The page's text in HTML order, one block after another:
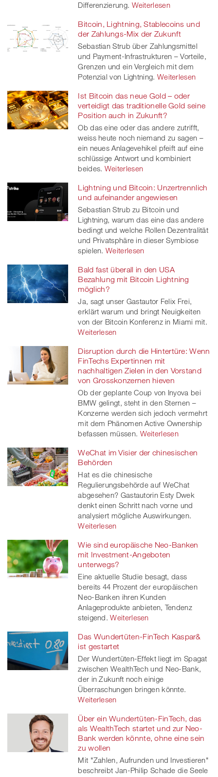
Differenzierung. Weiterlesen
Bitcoin, Lightning, Stablecoins und
der Zahlungs-Mix der Zukunft
Sebastian Strub über Zahlungsmittel
und Payment-Infrastrukturen – Vorteile,
Grenzen und ein Vergleich mit dem
Potenzial von Lightning. Weiterlesen
Ist Bitcoin das neue Gold – oder
verteidigt das traditionelle Gold seine
Position auch in Zukunft?
Ob das eine oder das andere zutrifft,
weiss heute noch niemand zu sagen –
ein neues Anlagevehikel pfeift auf eine
schlüssige Antwort und kombiniert
beides. Weiterlesen
Lightning und Bitcoin: Unzertrennlich
und aufeinander angewiesen
Sebastian Strub zu Bitcoin und
Lightning, warum das eine das andere
bedingt und welche Rollen Dezentralität
und Privatsphäre in dieser Symbiose
spielen. Weiterlesen
Bald fast überall in den USA
Bezahlung mit Bitcoin Lightning
möglich?
Ja, sagt unser Gastautor Felix Frei,
erklärt warum und bringt Neuigkeiten
von der Bitcoin Konferenz in Miami mit.
Weiterlesen
Disruption durch die Hintertüre: Wenn
FinTechs Expertinnen mit
nachhaltigen Zielen in den Vorstand
von Grosskonzernen hieven
Ob der geplante Coup von Inyova bei
BMW gelingt, steht in den Sternen –
Konzerne werden sich jedoch vermehrt
mit dem Phänomen Active Ownership
befassen müssen. Weiterlesen
WeChat im Visier der chinesischen
Behörden
Hat es die chinesische
Regulierungsbehörde auf WeChat
abgesehen? Gastautorin Esty Dwek
denkt einen Schritt nach vorne und
analysiert mögliche Auswirkungen.
Weiterlesen
Wie sind europäische Neo-Banken
mit Investment-Angeboten
unterwegs?
Eine aktuelle Studie besagt, dass
bereits 44 Prozent der europäischen
Neo-Banken ihren Kunden
Anlageprodukte anbieten, Tendenz
steigend. Weiterlesen
Das Wundertüten-FinTech Kaspar&
ist gestartet
Der Wundertüten-Effekt liegt im Spagat
zwischen WealthTech und Neo-Bank,
der in Zukunft noch einige
Überraschungen bringen könnte.
Weiterlesen
Über ein Wundertüten-FinTech, das
als WealthTech startet und zur Neo-
Bank werden könnte, ohne eine sein
zu wollen
Mit "Zahlen, Aufrunden und Investieren"
beschreibt Jan-Philip Schade die Seele